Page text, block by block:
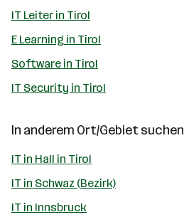
IT Leiter in Tirol
E Learning in Tirol
Software in Tirol
IT Security in Tirol
In anderem Ort/Gebiet suchen
IT in Hall in Tirol
IT in Schwaz (Bezirk)
IT in Innsbruck